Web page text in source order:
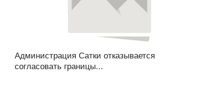
Администрация Сатки отказывается
согласовать границы...